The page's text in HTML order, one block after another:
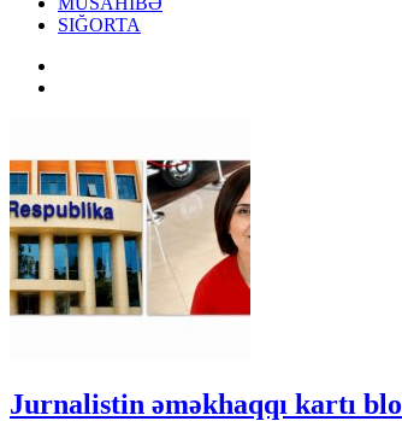
SIĞORTA
Jurnalistin əməkhaqqı kartı